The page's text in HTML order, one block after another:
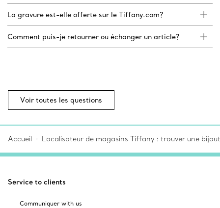
La gravure est-elle offerte sur le Tiffany.com?
Comment puis-je retourner ou échanger un article?
Voir toutes les questions
Accueil Localisateur de magasins Tiffany : trouver une
Service to clients
Communiquer with us